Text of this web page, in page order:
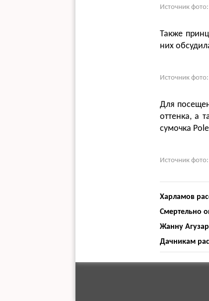
Источник фото:
Также
них
Источник фото:
Для
оттенка, а
сумочка
Источник фото:
Харламов
Смертельно
Жанну
Дачникам